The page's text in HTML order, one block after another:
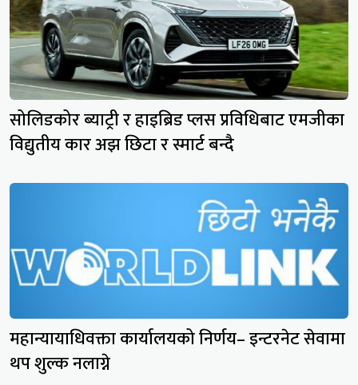
सोलिडकोर ब्याट्री र हाइब्रिड प्लस प्रविधिबाट एमजीका
विद्युतीय कार अझ छिटा र स्मार्ट बन्दै
महान्यायाधिवक्ता कार्यालयको निर्णय– इन्टरनेट सेवामा
थप शुल्क नलाग्ने